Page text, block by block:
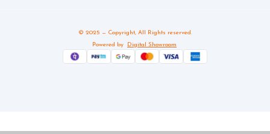
© 2025 — Copyright, All Rights reserved.
Powered
by Digital Showroom